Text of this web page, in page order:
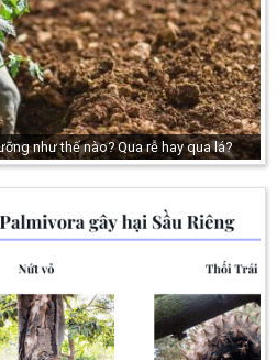
như thế nào? Qua rễ hay qua lá?